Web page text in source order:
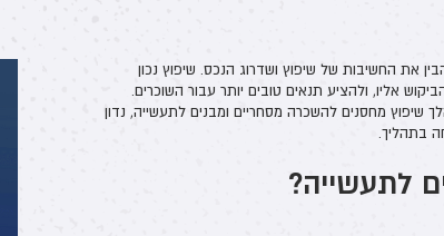
את החשיבות של שיפוץ ושדרוג הנכס. שיפוץ נכון
אליו, ולהציע תנאים טובים יותר עבור השוכרים.
מחסנים להשכרה מסחריים ומבנים לתעשייה, נדון
בתהליך.
לתעשייה?